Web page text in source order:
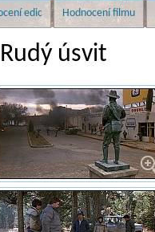
edic Hodnocení filmu
úsvit